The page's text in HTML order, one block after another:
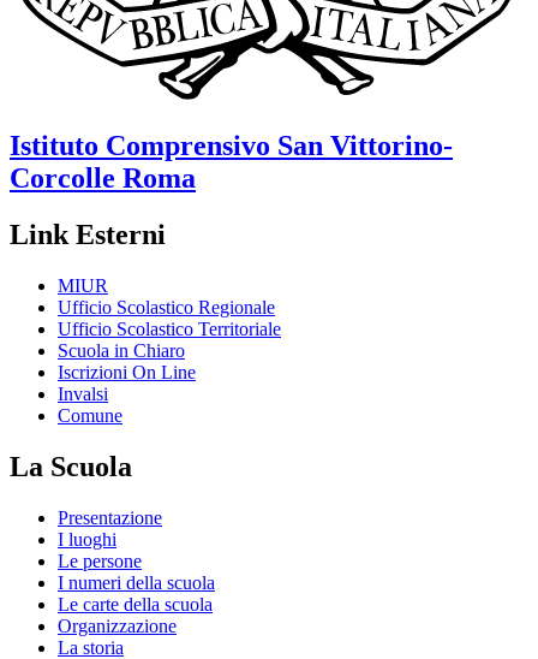
Istituto Comprensivo San Vittorino-
Corcolle Roma
Link Esterni
MIUR
Ufficio Scolastico Regionale
Ufficio Scolastico Territoriale
Scuola in Chiaro
Iscrizioni On Line
Invalsi
Comune
La Scuola
Presentazione
I luoghi
Le persone
I numeri della scuola
Le carte della scuola
Organizzazione
La storia